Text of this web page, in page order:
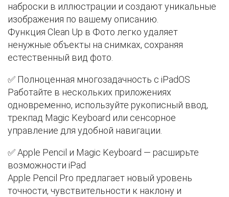
наброски в иллюстрации и создают уникальные
изображения по вашему описанию.
Функция Clean Up в Фото легко удаляет
ненужные объекты на снимках, сохраняя
естественный вид фото.
✅ Полноценная многозадачность с iPadOS
Работайте в нескольких приложениях
одновременно, используйте рукописный ввод,
трекпад Magic Keyboard или сенсорное
управление для удобной навигации.
✅ Apple Pencil и Magic Keyboard — расширьте
возможности iPad
Apple Pencil Pro предлагает новый уровень
точности, чувствительности к наклону и